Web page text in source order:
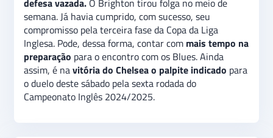
defesa vazada. O Brighton tirou folga no meio de
semana. Já havia cumprido, com sucesso, seu
compromisso pela terceira fase da Copa da Liga
Inglesa. Pode, dessa forma, contar com mais tempo na
preparação para o encontro com os Blues. Ainda
assim, é navitória do Chelsea o palpite indicado para
o duelo deste sábado pela sexta rodada do
Campeonato Inglês 2024/2025.